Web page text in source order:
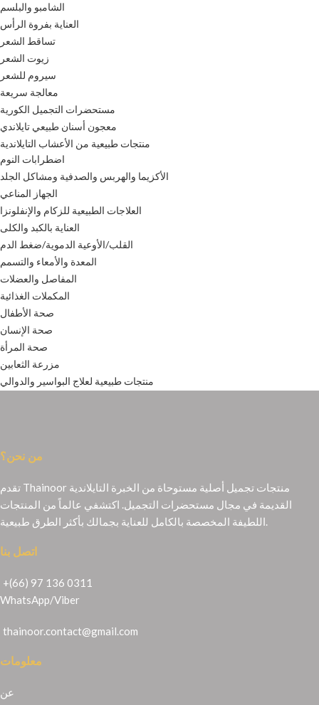
الشامبو والبلسم
العناية بفروة الرأس
تساقط الشعر
زيوت الشعر
سيروم للشعر
معالجة سريعة
مستحضرات التجميل الكورية
معجون أسنان طبيعي تايلاندي
منتجات طبيعية من الأعشاب التايلاندية
اضطرابات النوم
الأكزيما والهربس والصدفية ومشاكل الجلد
الجهاز المناعي
العلاجات الطبيعية للزكام والإنفلونزا
العناية بالكبد والكلى
القلب/الأوعية الدموية/ضغط الدم
المعدة والأمعاء والتسمم
المفاصل والعضلات
المكملات الغذائية
صحة الأطفال
صحة الإنسان
صحة المرأة
مزرعة الثعابين
منتجات طبيعية لعلاج البواسير والدوالي
من نحن؟
تقدم Thainoor منتجات تجميل أصلية مستوحاة من الخبرة التايلاندية
القديمة في مجال مستحضرات التجميل. اكتشفي عالماً من المنتجات
اللطيفة المخصصة بالكامل للعناية بجمالك بأكثر الطرق طبيعية.
اتصل بنا
+(66) 97 136 0311
WhatsApp/Viber
thainoor.contact@gmail.com
معلومات
عن